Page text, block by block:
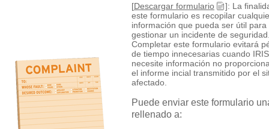
[Descargar formulario
]: La
este formulario es recopilar
información que pueda ser útil para
gestionar un incidente de
Completar este formulario evitará
de tiempo innecesarias cuando
necesite información no
el informe incial transmitido por el
afectado.
Puede enviar este formulario
rellenado a: